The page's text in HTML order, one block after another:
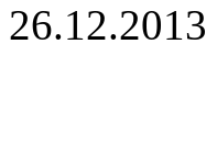
26.12.2013